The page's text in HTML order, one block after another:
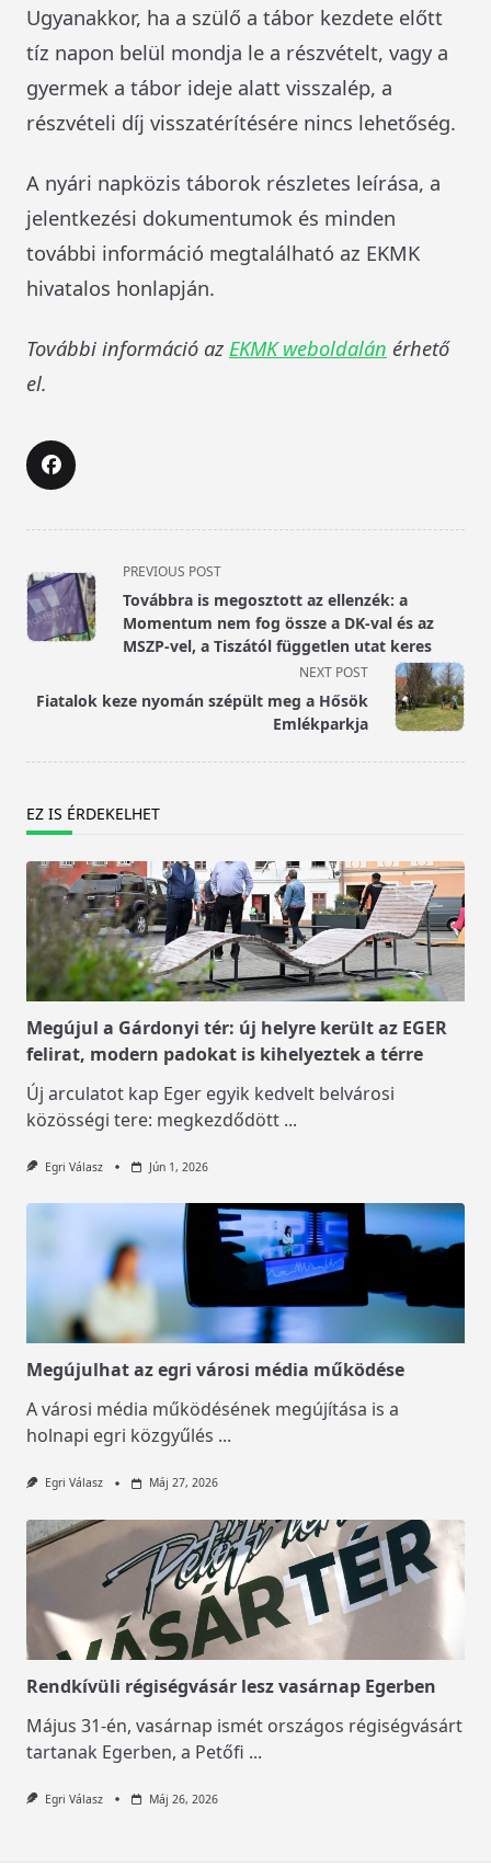
Ugyanakkor, ha a szülő a tábor kezdete előtt
tíz napon belül mondja le a részvételt, vagy a
gyermek a tábor ideje alatt visszalép, a
részvételi díj visszatérítésére nincs lehetőség.
A nyári napközis táborok részletes leírása, a
jelentkezési dokumentumok és minden
további információ megtalálható az EKMK
hivatalos honlapján.
További információ az EKMK weboldalán érhető
el.
<span
class="nav-
subtitle
screen-
text">Page</span>
PREVIOUS POST
Továbbra is megosztott az ellenzék: a
Momentum nem fog össze a DK-val és az
MSZP-vel, a Tiszától független utat keres
NEXT POST
Fiatalok keze nyomán szépült meg a Hősök
Emlékparkja
EZ IS ÉRDEKELHET
Megújul a Gárdonyi tér: új helyre került az EGER
felirat, modern padokat is kihelyeztek a térre
Új arculatot kap Eger egyik kedvelt belvárosi
közösségi tere: megkezdődött ...
Egri Válasz Jún 1, 2026
Megújulhat az egri városi média működése
A városi média működésének megújítása is a
holnapi egri közgyűlés ...
Egri Válasz Máj 27, 2026
Rendkívüli régiségvásár lesz vasárnap Egerben
Május 31-én, vasárnap ismét országos régiségvásárt
tartanak Egerben, a Petőfi ...
Egri Válasz Máj 26, 2026